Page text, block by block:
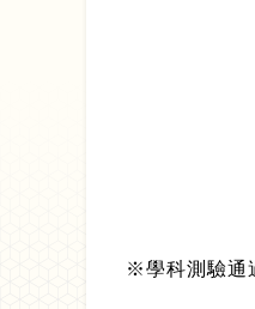
※學科測驗通